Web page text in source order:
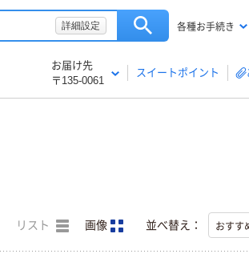
詳細設定 各種お手続き
お届け先
〒135-0061
スイートポイント
リスト 画像 並べ替え：